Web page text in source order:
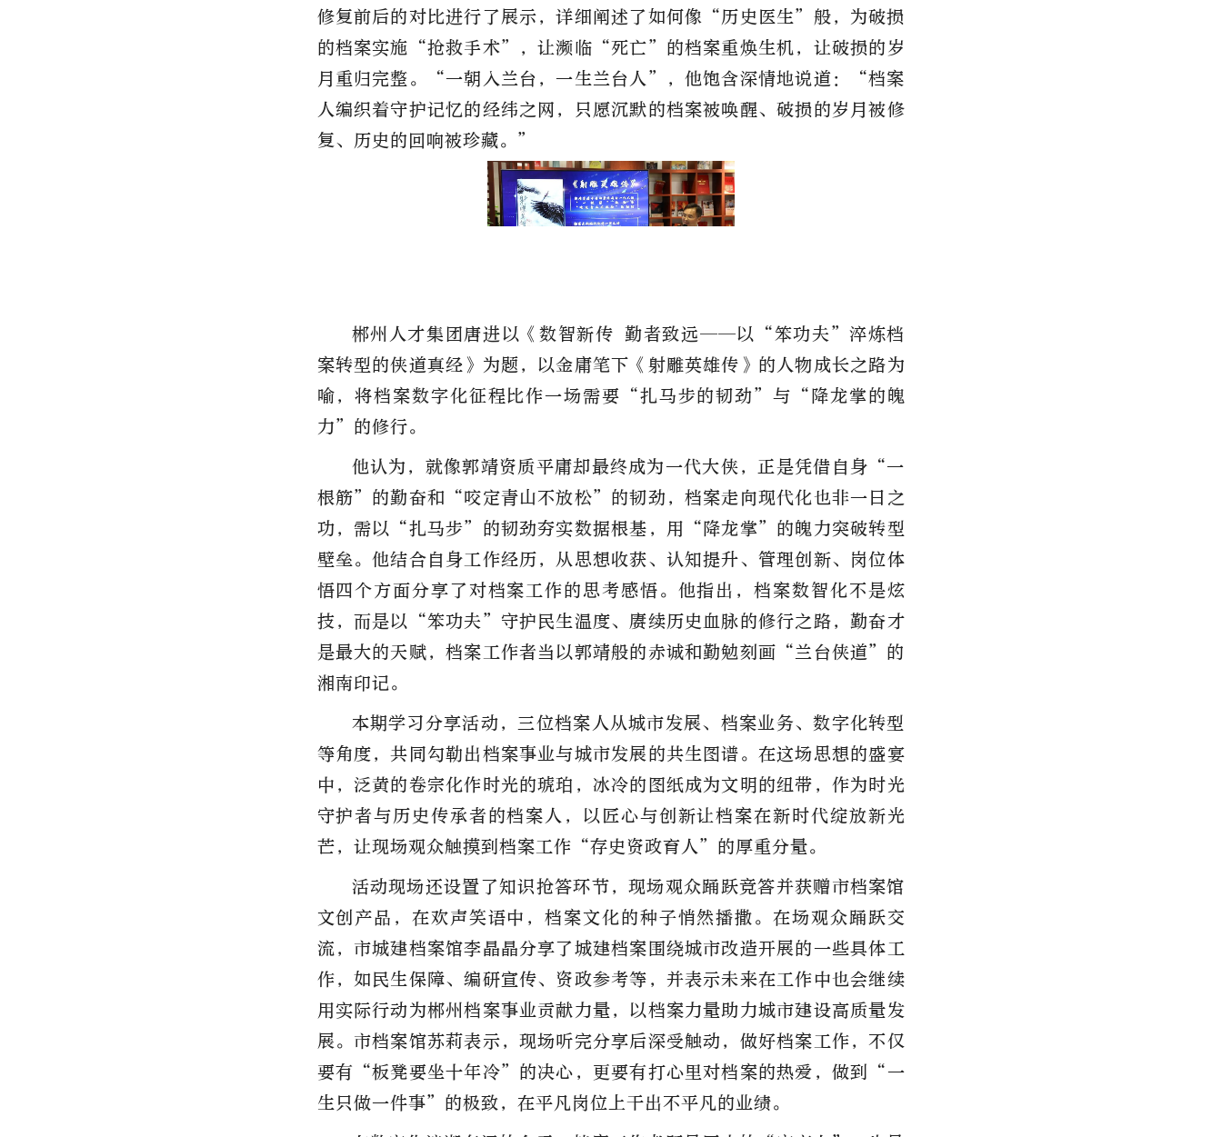
修复前后的对比进行了展示，详细阐述了如何像“历史医生”般，为破损
的档案实施“抢救手术”，让濒临“死亡”的档案重焕生机，让破损的岁
月重归完整。“一朝入兰台，一生兰台人”，他饱含深情地说道：“档案
人编织着守护记忆的经纬之网，只愿沉默的档案被唤醒、破损的岁月被修
复、历史的回响被珍藏。”
郴州人才集团唐进以《数智新传 勤者致远——以“笨功夫”淬炼档
案转型的侠道真经》为题，以金庸笔下《射雕英雄传》的人物成长之路为
喻，将档案数字化征程比作一场需要“扎马步的韧劲”与“降龙掌的魄
力”的修行。
他认为，就像郭靖资质平庸却最终成为一代大侠，正是凭借自身“一
根筋”的勤奋和“咬定青山不放松”的韧劲，档案走向现代化也非一日之
功，需以“扎马步”的韧劲夯实数据根基，用“降龙掌”的魄力突破转型
壁垒。他结合自身工作经历，从思想收获、认知提升、管理创新、岗位体
悟四个方面分享了对档案工作的思考感悟。他指出，档案数智化不是炫
技，而是以“笨功夫”守护民生温度、赓续历史血脉的修行之路，勤奋才
是最大的天赋，档案工作者当以郭靖般的赤诚和勤勉刻画“兰台侠道”的
湘南印记。
本期学习分享活动，三位档案人从城市发展、档案业务、数字化转型
等角度，共同勾勒出档案事业与城市发展的共生图谱。在这场思想的盛宴
中，泛黄的卷宗化作时光的琥珀，冰冷的图纸成为文明的纽带，作为时光
守护者与历史传承者的档案人，以匠心与创新让档案在新时代绽放新光
芒，让现场观众触摸到档案工作“存史资政育人”的厚重分量。
活动现场还设置了知识抢答环节，现场观众踊跃竞答并获赠市档案馆
文创产品，在欢声笑语中，档案文化的种子悄然播撒。在场观众踊跃交
流，市城建档案馆李晶晶分享了城建档案围绕城市改造开展的一些具体工
作，如民生保障、编研宣传、资政参考等，并表示未来在工作中也会继续
用实际行动为郴州档案事业贡献力量，以档案力量助力城市建设高质量发
展。市档案馆苏莉表示，现场听完分享后深受触动， 做好档案工作，不仅
要有“板凳要坐十年冷”的决心，更要有打心里对档案的热爱，做到“一
生只做一件事” 的极致，在平凡岗位上干出不平凡的业绩。